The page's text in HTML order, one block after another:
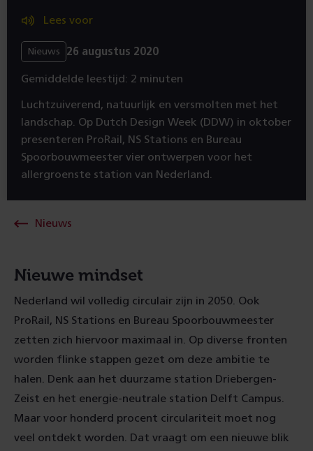
Lees voor
Nieuws 26 augustus 2020
Gemiddelde leestijd: 2 minuten
Luchtzuiverend, natuurlijk en versmolten met het
landschap. Op Dutch Design Week (DDW) in oktober
presenteren ProRail, NS Stations en Bureau
Spoorbouwmeester vier ontwerpen voor het
allergroenste station van Nederland.
Nieuws
Nieuwe mindset
Nederland wil volledig circulair zijn in 2050. Ook
ProRail, NS Stations en Bureau Spoorbouwmeester
zetten zich hiervoor maximaal in. Op diverse fronten
worden flinke stappen gezet om deze ambitie te
halen. Denk aan het duurzame station Driebergen-
Zeist en het energie-neutrale station Delft Campus.
Maar voor honderd procent circulariteit moet nog
veel ontdekt worden. Dat vraagt om een nieuwe blik